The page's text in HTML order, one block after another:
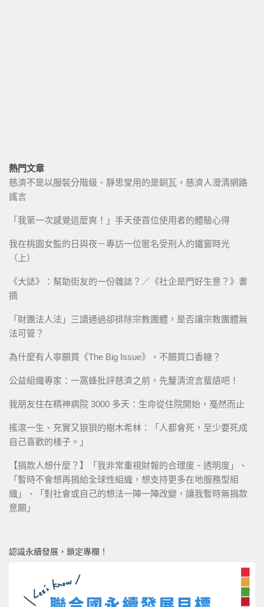
熱門文章
慈濟不是以服裝分階級、靜思堂用的是銅瓦，慈濟人澄清網路
謠言
「我第一次感覺這麼爽！」手天使首位使用者的體驗心得
我在桃園女監的日與夜－專訪一位匿名受刑人的鐵窗時光
（上）
《大誌》：幫助街友的一份雜誌？／《社企是門好生意？》書
摘
「財團法人法」三讀通過卻排除宗教團體，是否讓宗教團體無
法可管？
為什麼有人寧願買《The Big Issue》，不願買口香糖？
公益組織專家：一窩蜂批評慈濟之前，先釐清流言蜚語吧！
我朋友住在精神病院 3000 多天：生命從住院開始，戞然而止
搖滾一生、充實又狼狽的樹木希林：「人都會死，至少要死成
自己喜歡的樣子。」
【捐款人想什麼？】「我非常重視財報的合理度、透明度」、
「暫時不會想再捐給全球性組織，想支持更多在地服務型組
織」、「對社會或自己的想法一陣一陣改變，讓我暫時無捐款
意願」
認識永續發展，鎖定專欄！